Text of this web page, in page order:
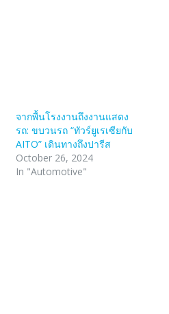
จากพื้นโรงงานถึงงานแสดง
รถ: ขบวนรถ “ทัวร์ยูเรเซียกับ
AITO” เดินทางถึงปารีส
October 26, 2024
In "Automotive"